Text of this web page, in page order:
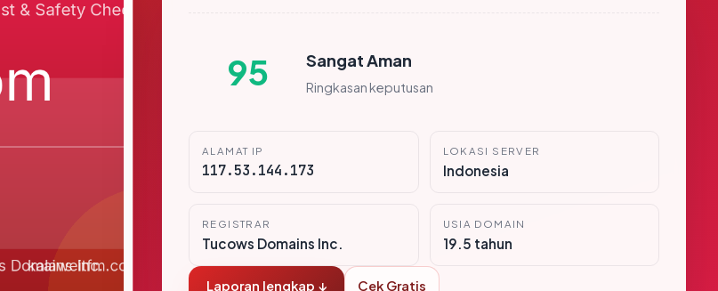
95 Sangat Aman
Ringkasan keputusan
ALAMAT IP
117.53.144.173
LOKASI SERVER
Indonesia
REGISTRAR
Tucows Domains Inc.
USIA DOMAIN
19.5 tahun
Laporan lengkap ↓ Cek Gratis